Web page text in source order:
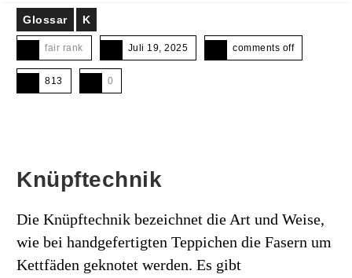
Glossar K
fair rank Juli 19, 2025 comments off
813 0
Knüpftechnik
Die Knüpftechnik bezeichnet die Art und Weise,
wie bei handgefertigten Teppichen die Fasern um
Kettfäden geknotet werden. Es gibt